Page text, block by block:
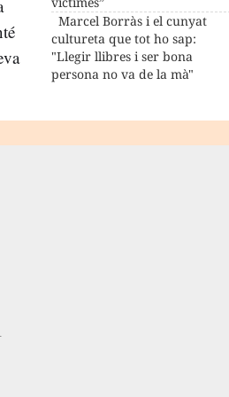
Marcel Borràs i el cunyat
cultureta que tot ho sap:
"Llegir llibres i ser bona
persona no va de la mà"